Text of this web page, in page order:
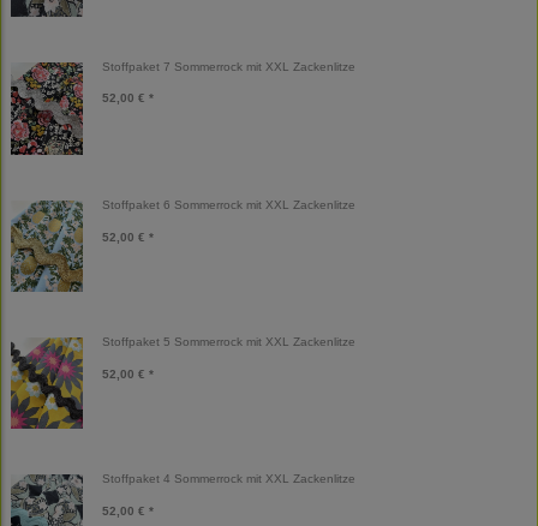
Stoffpaket 7 Sommerrock mit XXL Zackenlitze
52,00 € *
Stoffpaket 6 Sommerrock mit XXL Zackenlitze
52,00 € *
Stoffpaket 5 Sommerrock mit XXL Zackenlitze
52,00 € *
Stoffpaket 4 Sommerrock mit XXL Zackenlitze
52,00 € *